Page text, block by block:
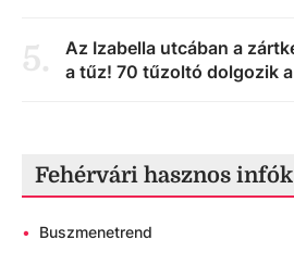
5.
Az Izabella utcában a
a tűz! 70 tűzoltó dolgozik
Fehérvári hasznos infók
• Buszmenetrend